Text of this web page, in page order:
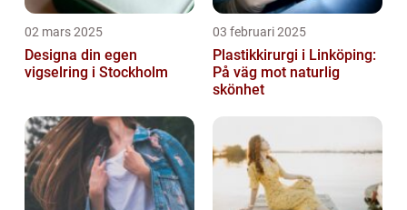
02 mars 2025
Designa din egen
vigselring i Stockholm
03 februari 2025
Plastikkirurgi i Linköping:
På väg mot naturlig
skönhet